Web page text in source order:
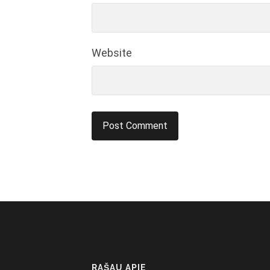
Website
RAŠAU APIE